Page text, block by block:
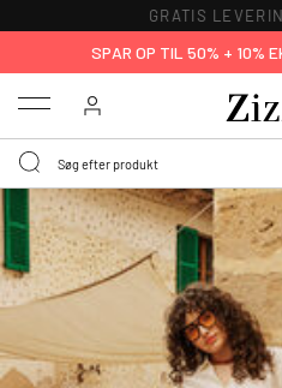
GRATIS
SPAR OP TIL 50% + 10%
Menu